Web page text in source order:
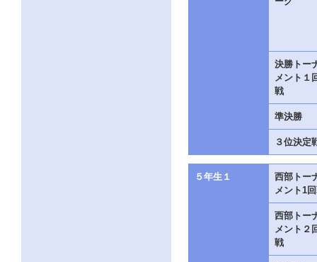
決勝トー
メント１
戦
準決勝
３位決定
５年生１
西部トー
メント1
西部トー
メント２
戦